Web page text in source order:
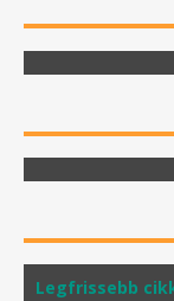
Legfrissebb